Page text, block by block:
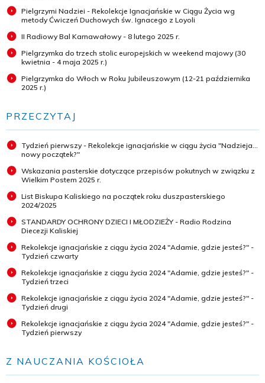
Pielgrzymi Nadziei - Rekolekcje Ignacjańskie w Ciągu Życia wg
metody Ćwiczeń Duchowych św. Ignacego z Loyoli
II Radiowy Bal Karnawałowy - 8 lutego 2025 r.
Pielgrzymka do trzech stolic europejskich w weekend majowy (30
kwietnia - 4 maja 2025 r.)
Pielgrzymka do Włoch w Roku Jubileuszowym (12-21 października
2025 r.)
PRZECZYTAJ
Tydzień pierwszy - Rekolekcje ignacjańskie w ciągu życia "Nadzieja...
nowy początek?"
Wskazania pasterskie dotyczące przepisów pokutnych w związku z
Wielkim Postem 2025 r.
List Biskupa Kaliskiego na początek roku duszpasterskiego
2024/2025
STANDARDY OCHRONY DZIECI I MŁODZIEŻY - Radio Rodzina
Diecezji Kaliskiej
Rekolekcje ignacjańskie z ciągu życia 2024 "Adamie, gdzie jesteś?" -
Tydzień czwarty
Rekolekcje ignacjańskie z ciągu życia 2024 "Adamie, gdzie jesteś?" -
Tydzień trzeci
Rekolekcje ignacjańskie z ciągu życia 2024 "Adamie, gdzie jesteś?" -
Tydzień drugi
Rekolekcje ignacjańskie z ciągu życia 2024 "Adamie, gdzie jesteś?" -
Tydzień pierwszy
Z NAUCZANIA KOŚCIOŁA